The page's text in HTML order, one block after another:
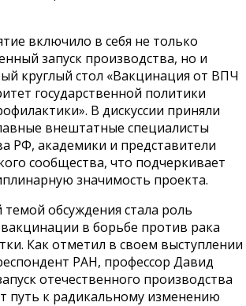
включило в себя не только
запуск производства, но и
круглый стол «Вакцинация от ВПЧ
государственной политики
В дискуссии приняли
внештатные специалисты
РФ, академики и представители
сообщества, что подчеркивает
значимость проекта.
обсуждения стала роль
в борьбе против рака
Как отметил в своем выступлении
РАН, профессор Давид
отечественного производства
путь к радикальному изменению